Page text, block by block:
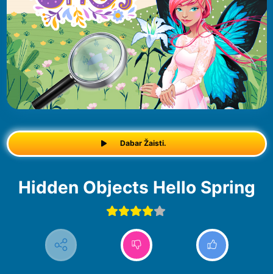
Dabar Žaisti.
Hidden Objects Hello Spring